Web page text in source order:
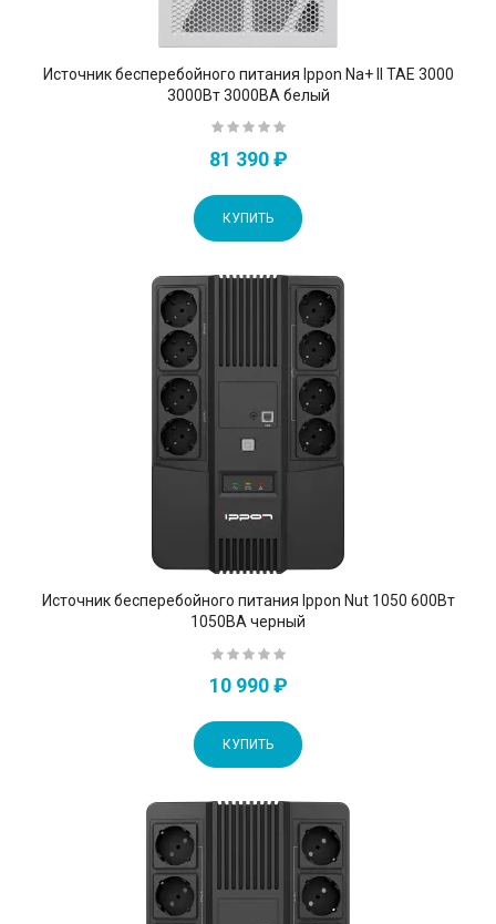
Источник бесперебойного питания Ippon Na+ II TAE 3000
3000Вт 3000ВА белый
81 390 ₽
КУПИТЬ
Источник бесперебойного питания Ippon Nut 1050 600Вт
1050ВА черный
10 990 ₽
КУПИТЬ